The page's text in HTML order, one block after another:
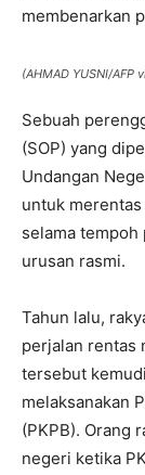
membenarkan
(AHMAD YUSNI/AFP
Sebuah
(SOP) yang
Undangan
untuk
selama tempoh
urusan rasmi.
Tahun lalu,
perjalan rentas
tersebut
melaksanakan
(PKPB). Orang
negeri ketika